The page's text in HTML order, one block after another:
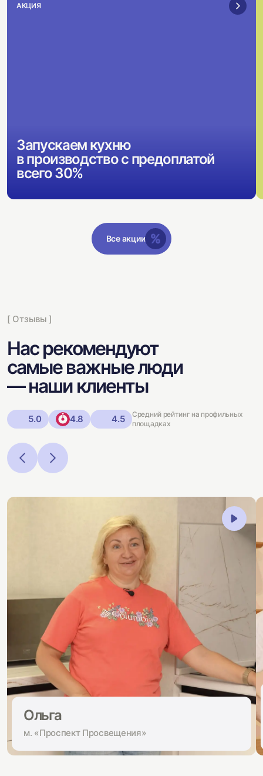
АКЦИЯ
Запускаем кухню
в производство с предоплатой
всего 30%
Все акции
[ Отзывы ]
Нас рекомендуют
самые важные люди
— наши клиенты
5.0 4.8 4.5
Средний рейтинг на профильных
площадках
Ольга
м. «Проспект Просвещения»